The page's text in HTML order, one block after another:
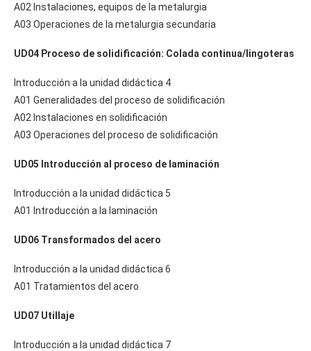
A02 Instalaciones, equipos de la metalurgia
A03 Operaciones de la metalurgia secundaria
UD04 Proceso de solidificación: Colada continua/lingoteras
Introducción a la unidad didáctica 4
A01 Generalidades del proceso de solidificación
A02 Instalaciones en solidificación
A03 Operaciones del proceso de solidificación
UD05 Introducción al proceso de laminación
Introducción a la unidad didáctica 5
A01 Introducción a la laminación
UD06 Transformados del acero
Introducción a la unidad didáctica 6
A01 Tratamientos del acero
UD07 Utillaje
Introducción a la unidad didáctica 7